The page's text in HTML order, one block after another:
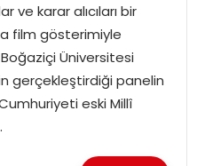
ve karar alıcıları bir
film gösterimiyle
Boğaziçi Üniversitesi
gerçekleştirdiği panelin
eski Millî